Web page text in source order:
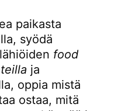
paikasta
syödä
food
ja
oppia mistä
ostaa, mitä